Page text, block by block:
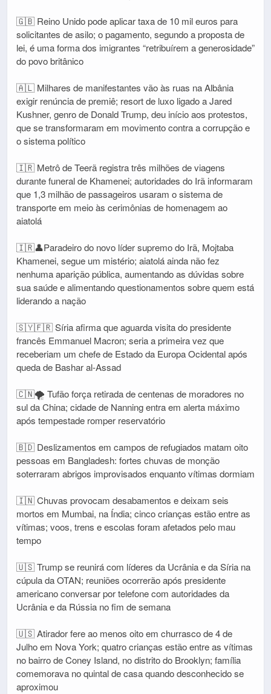
🇬🇧 Reino Unido pode aplicar taxa de 10 mil euros para
solicitantes de asilo; o pagamento, segundo a proposta de
lei, é uma forma dos imigrantes “retribuírem a generosidade”
do povo britânico
🇦🇱 Milhares de manifestantes vão às ruas na Albânia
exigir renúncia de premiê; resort de luxo ligado a Jared
Kushner, genro de Donald Trump, deu início aos protestos,
que se transformaram em movimento contra a corrupção e
o sistema político
🇮🇷 Metrô de Teerã registra três milhões de viagens
durante funeral de Khamenei; autoridades do Irã informaram
que 1,3 milhão de passageiros usaram o sistema de
transporte em meio às cerimônias de homenagem ao
aiatolá
🇮🇷👤Paradeiro do novo líder supremo do Irã, Mojtaba
Khamenei, segue um mistério; aiatolá ainda não fez
nenhuma aparição pública, aumentando as dúvidas sobre
sua saúde e alimentando questionamentos sobre quem está
liderando a nação
🇸🇾🇫🇷 Síria afirma que aguarda visita do presidente
francês Emmanuel Macron; seria a primeira vez que
receberiam um chefe de Estado da Europa Ocidental após
queda de Bashar al-Assad
🇨🇳🌪️ Tufão força retirada de centenas de moradores no
sul da China; cidade de Nanning entra em alerta máximo
após tempestade romper reservatório
🇧🇩 Deslizamentos em campos de refugiados matam oito
pessoas em Bangladesh: fortes chuvas de monção
soterraram abrigos improvisados enquanto vítimas dormiam
🇮🇳 Chuvas provocam desabamentos e deixam seis
mortos em Mumbai, na Índia; cinco crianças estão entre as
vítimas; voos, trens e escolas foram afetados pelo mau
tempo
🇺🇸 Trump se reunirá com líderes da Ucrânia e da Síria na
cúpula da OTAN; reuniões ocorrerão após presidente
americano conversar por telefone com autoridades da
Ucrânia e da Rússia no fim de semana
🇺🇸 Atirador fere ao menos oito em churrasco de 4 de
Julho em Nova York; quatro crianças estão entre as vítimas
no bairro de Coney Island, no distrito do Brooklyn; família
comemorava no quintal de casa quando desconhecido se
aproximou